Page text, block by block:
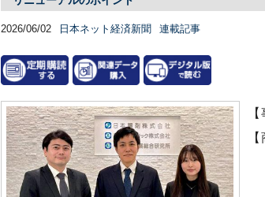
2026/06/02 日本ネット経済新聞 連載記事